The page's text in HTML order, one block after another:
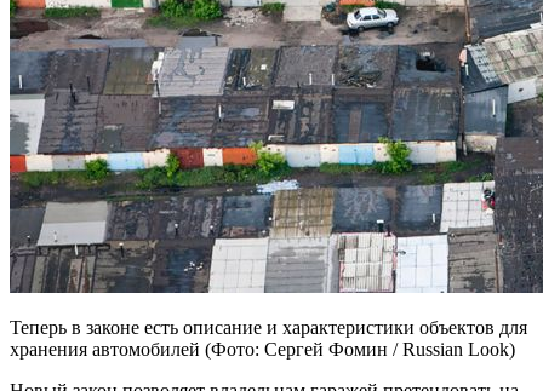
Теперь в законе есть описание и характеристики объектов для
хранения автомобилей (Фото: Сергей Фомин / Russian Look)